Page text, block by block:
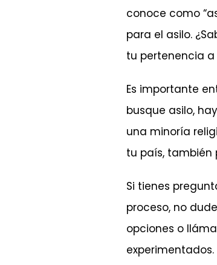
conoce como
para el asilo.
tu pertenencia
Es importante
busque asilo,
una minoría
tu país, también
Si tienes
proceso, no
opciones o
experimentados.